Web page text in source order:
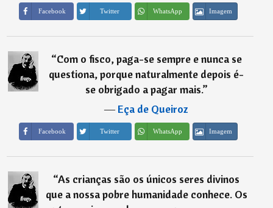
Facebook Twitter WhatsApp Imagem
“Com o fisco, paga-se sempre e nunca se
questiona, porque naturalmente depois é-
se obrigado a pagar mais.”
―Eça de Queiroz
Facebook Twitter WhatsApp Imagem
“As crianças são os únicos seres divinos
que a nossa pobre humanidade conhece. Os